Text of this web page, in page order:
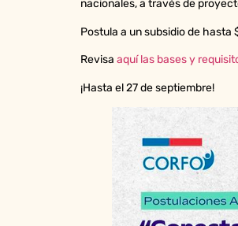
nacionales, a través de
Postula a un subsidio de
Revisa aquí las bases y
¡Hasta el 27 de septiembre!